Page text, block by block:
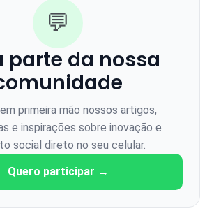
💬
parte da nossa
primeira mão nossos artigos,
e inspirações sobre inovação e
social direto no seu celular.
Quero participar →